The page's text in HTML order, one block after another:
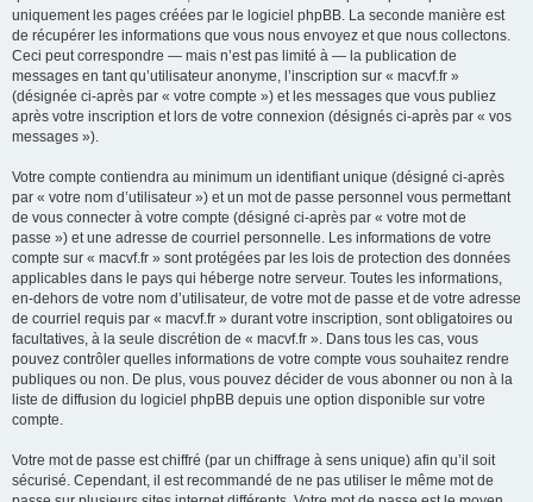
uniquement les pages créées par le logiciel phpBB. La seconde manière est
de récupérer les informations que vous nous envoyez et que nous collectons.
Ceci peut correspondre — mais n’est pas limité à — la publication de
messages en tant qu’utilisateur anonyme, l’inscription sur « macvf.fr »
(désignée ci-après par « votre compte ») et les messages que vous publiez
après votre inscription et lors de votre connexion (désignés ci-après par « vos
messages »).
Votre compte contiendra au minimum un identifiant unique (désigné ci-après
par « votre nom d’utilisateur ») et un mot de passe personnel vous permettant
de vous connecter à votre compte (désigné ci-après par « votre mot de
passe ») et une adresse de courriel personnelle. Les informations de votre
compte sur « macvf.fr » sont protégées par les lois de protection des données
applicables dans le pays qui héberge notre serveur. Toutes les informations,
en-dehors de votre nom d’utilisateur, de votre mot de passe et de votre adresse
de courriel requis par « macvf.fr » durant votre inscription, sont obligatoires ou
facultatives, à la seule discrétion de « macvf.fr ». Dans tous les cas, vous
pouvez contrôler quelles informations de votre compte vous souhaitez rendre
publiques ou non. De plus, vous pouvez décider de vous abonner ou non à la
liste de diffusion du logiciel phpBB depuis une option disponible sur votre
compte.
Votre mot de passe est chiffré (par un chiffrage à sens unique) afin qu’il soit
sécurisé. Cependant, il est recommandé de ne pas utiliser le même mot de